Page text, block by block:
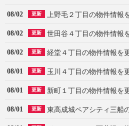
08/02 更新 上野毛２丁目の物件情報
08/02 更新 世田谷４丁目の物件情報
08/02 更新 経堂４丁目の物件情報を
08/01 更新 玉川４丁目の物件情報を
08/01 更新 新町１丁目の物件情報を
08/01 更新 東高成城ペアシティ三船